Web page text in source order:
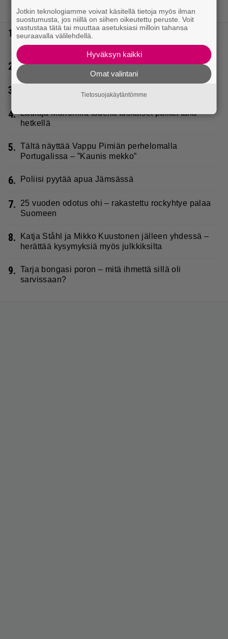
LUETUIMMAT JUTUT
1.
Sampo Kaulanen sai oudon tulehduksen – makaa
2. Poliisilla surullinen ilta Kuopiossa eilen
3.
4. Laulaja Marionilla todella tuskaiset paikat tällä
hetkellä
5. Tältä näyttää Vappu Pimiän perhelomalla
Portugalissa – ”Kaunis mekko”
6. Poliisi pyytää apua Jämsässä
7.
25 vuoden odotus ohi – rakastettu rockyhtye palaa
Suomeen
8.
Katja Ståhl ja Mikko Kuustonen jälleen yhdessä –
herättää kysymyksiä myös julkkiksilta
9. Tarja bongasi poron – mitä ihmettä sillä oli
sarvissaan?
Jotkin teknologiamme voivat käsitellä tietoja myös ilman
suostumusta, jos niillä on siihen oikeutettu peruste. Voit
vastustaa tätä tai muuttaa asetuksiasi milloin tahansa
seuraavalla välilehdellä.
Hyväksyn kaikki
Omat valintani
Tietosuojakäytäntömme